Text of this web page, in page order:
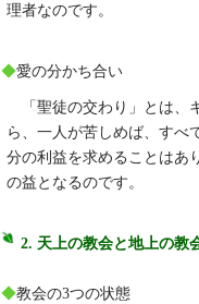
理者なのです。
◆愛の分かち合い
「聖徒の交わり」とは
ら、一人が苦しめば、すべ
分の利益を求めることはあ
の益となるのです。
2. 天上の教会と地上の教
◆教会の3つの状態